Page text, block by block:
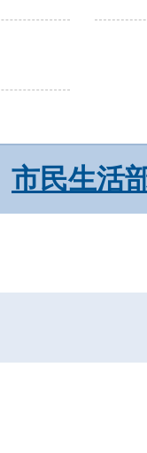
市民生活